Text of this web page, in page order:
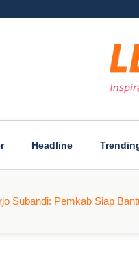
Headline
Subandi: Pemkab Siap